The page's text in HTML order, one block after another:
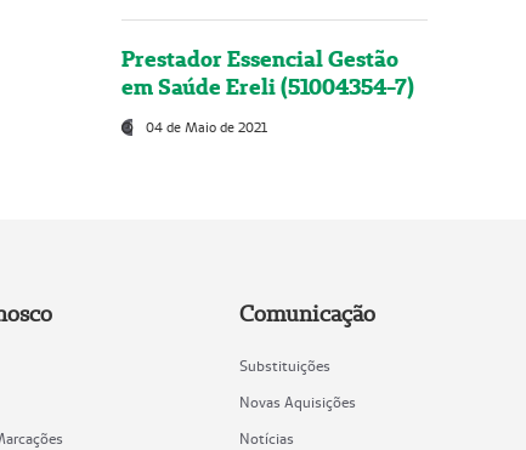
Prestador Essencial Gestão
em Saúde Ereli (51004354-7)
04 de Maio de 2021
Comunicação
Substituições
Novas Aquisições
Notícias